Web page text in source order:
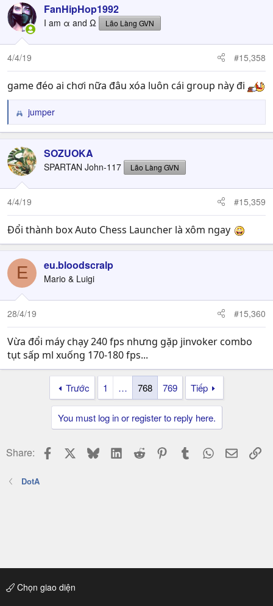
c
t
i
o
n
s
FanHipHop1992
I am α and Ω Lão Làng GVN
4/4/19 #15,358
game đéo ai chơi nữa đâu xóa luôn cái group này đi
R
e
c
t
i
o
n
s
jumper
SOZUOKA
SPARTAN John-117 Lão Làng GVN
4/4/19 #15,359
Đổi thành box Auto Chess Launcher là xôm ngay
E eu.bloodscralp
Mario & Luigi
28/4/19 #15,360
Vừa đổi máy chạy 240 fps nhưng gặp jinvoker combo
tụt sấp ml xuống 170-180 fps...
Trước 1 … 768 769 Tiếp
You must log in or register to reply here.
Share: Facebook BlueskyLinkedIn
Reddit PinterestTumblr WhatsApp
Email
DotA
Chọn giao diện